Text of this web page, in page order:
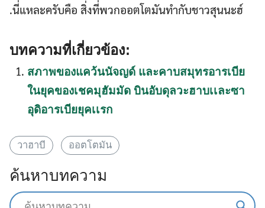
.นี่แหละครับคือ สิ่งที่พวกออตโตมันทำกับชาวสุนนะฮ์
บทความที่เกี่ยวข้อง:
สภาพของแคว้นนัจญด์ และคาบสมุทรอารเบีย
ในยุคของเชคมุฮัมมัด บินอับดุลวะฮาบเเละซา
อุดิอารเบียยุคเเรก
วาฮาบี ออตโตมัน
ค้นหาบทความ